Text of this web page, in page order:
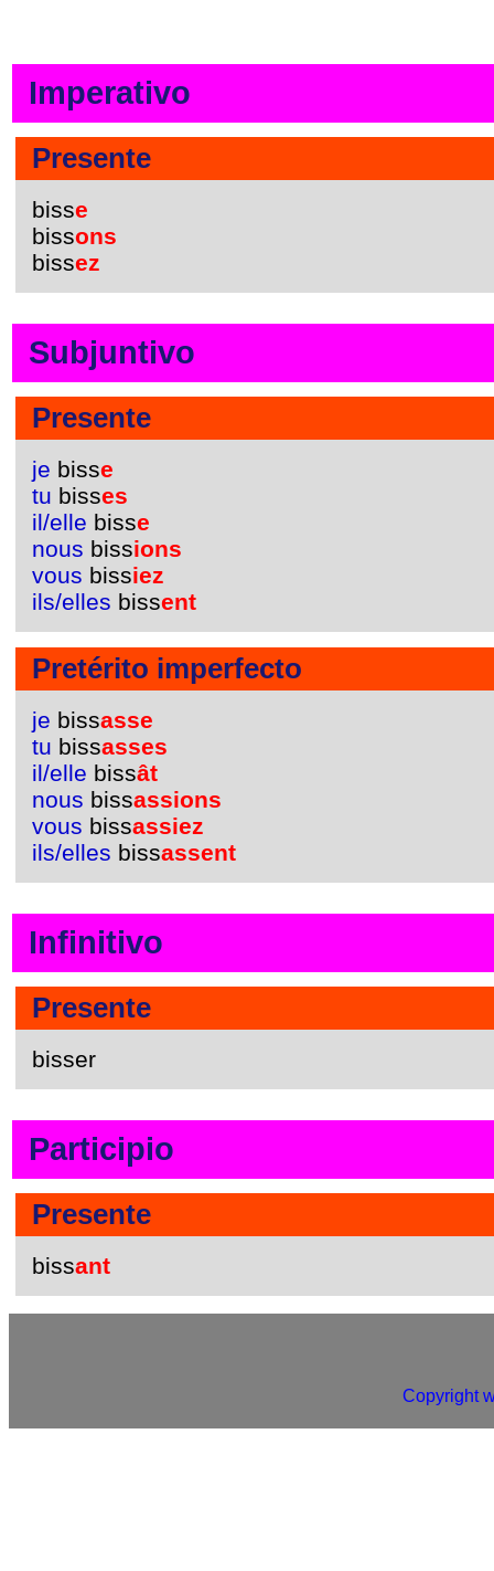
Imperativo
Presente
bisse
bissons
bissez
Subjuntivo
Presente
je bisse
tu bisses
il/elle bisse
nous bissions
vous bissiez
ils/elles bissent
Pretérito imperfecto
je bissasse
tu bissasses
il/elle bissât
nous bissassions
vous bissassiez
ils/elles bissassent
Infinitivo
Presente
bisser
Participio
Presente
bissant
Copyright